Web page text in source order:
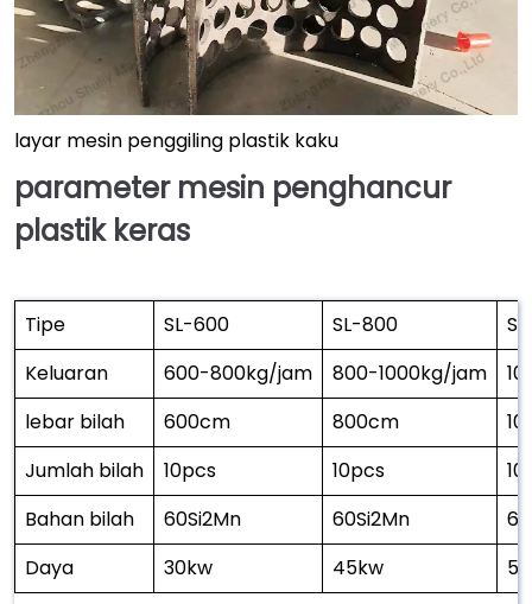
layar mesin penggiling plastik kaku
parameter mesin penghancur
plastik keras
Tipe SL-600 SL-800
Keluaran
600-800kg/jam 800-1000kg/jam
lebar bilah
600cm 800cm
Jumlah bilah
10pcs 10pcs
Bahan bilah
60Si2Mn 60Si2Mn
Daya
30kw 45kw